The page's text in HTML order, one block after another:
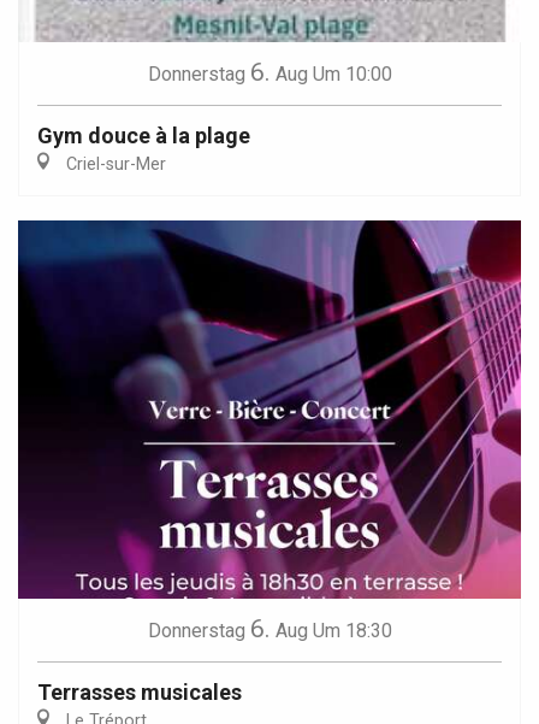
Donnerstag 6. Aug Um 10:00
Gym douce à la plage
Criel-sur-Mer
Donnerstag 6. Aug Um 18:30
Terrasses musicales